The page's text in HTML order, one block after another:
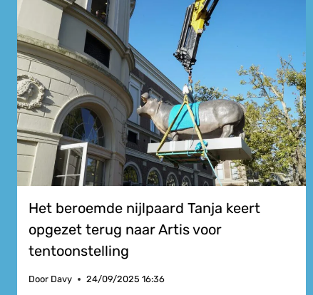
Het beroemde nijlpaard Tanja keert
opgezet terug naar Artis voor
tentoonstelling
Door Davy 24/09/2025 16:36